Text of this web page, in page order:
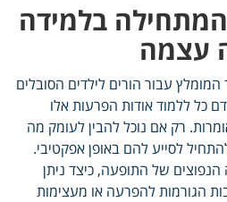
בלמידה
עצמה
עבור הורים לילדים הסובלים
כל ללמוד אודות הפרעות אלו
רק אם נוכל להבין לעומק מה
לסייע להם באופן אפקטיבי.
הנפוצים של התופעה, כיצד ניתן
הגורמות להפרעה או מעצימות